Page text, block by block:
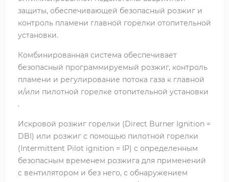
защиты, обеспечивающей безопасный розжиг и
контроль пламени главной горелки отопительной
установки.
Комбинированная система обеспечивает
безопасный программируемый розжиг, контроль
пламени и регулирование потока газа к главной
и/или пилотной горелке отопительной установки
.
Искровой розжиг горелки (Direct Burner Ignition =
DBI) или розжиг с помощью пилотной горелки
(Intermittent Pilot ignition = IP) с определенным
безопасным временем розжига для применений
с вентилятором и без него, с обнаружением